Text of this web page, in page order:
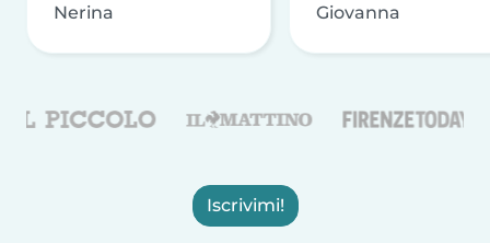
Nerina Giovanna
Iscrivimi!